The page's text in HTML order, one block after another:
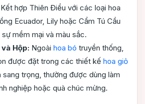
Kết hợp Thiên Điểu với các loại hoa
Ecuador, Lily hoặc Cẩm Tú Cầu
mềm mại và màu sắc.
Hộp: Ngoài hoa bó truyền thống,
được đặt trong các thiết kế hoa giỏ
sang trọng, thường được dùng làm
nghiệp hoặc quà chúc mừng.